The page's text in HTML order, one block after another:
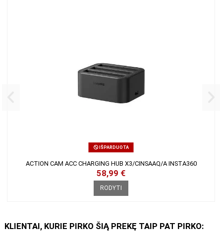
ACTION CAM ACC CHARGING HUB X3/CINSAAQ/A INSTA360
58,99 €